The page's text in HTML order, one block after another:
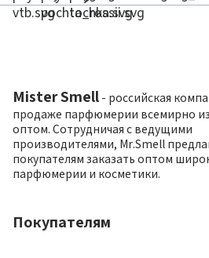
Mister Smell - российская
продаже парфюмерии всемирно
оптом. Сотрудничая с ведущими
производителями, Mr.Smell
покупателям заказать оптом
парфюмерии и косметики.
Покупателям